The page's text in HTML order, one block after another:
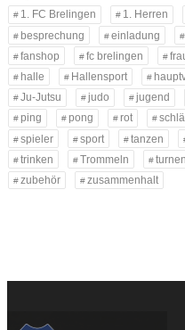
1. FC Brelingen 1. Herren
besprechung
einladung
fanshop
fc brelingen
halle
Hallensport
Ju-Jutsu
judo jugend
ping
pong rot
spieler
sport tanzen
trinken
Trommeln turnen
zubehör
zusammenhalt